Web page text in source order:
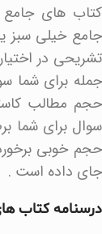
کتاب های
جامع خیلی سبز
تشریحی در
جمله برای شما
حجم مطالب
سوال برای شما
حجم خوبی
جای داده است .
درسنامه کتاب